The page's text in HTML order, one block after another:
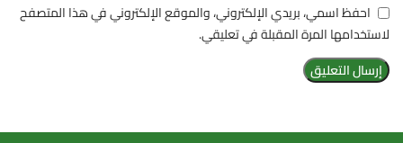
احفظ اسمي، بريدي الإلكتروني، والموقع الإلكتروني في هذا المتصفح
لاستخدامها المرة المقبلة في تعليقي.